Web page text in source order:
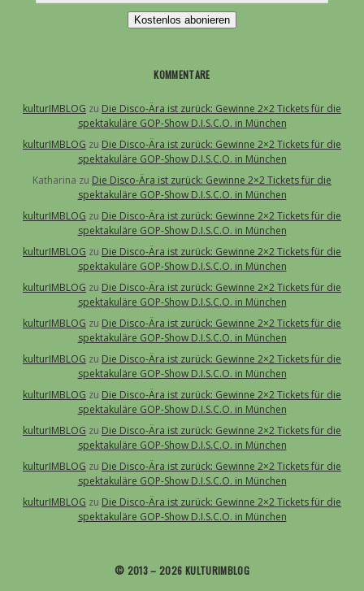
Kostenlos abonieren
KOMMENTARE
kulturIMBLOG zu Die Disco-Ära ist zurück: Gewinne 2×2 Tickets für die
spektakuläre GOP-Show D.I.S.C.O. in München
kulturIMBLOG zu Die Disco-Ära ist zurück: Gewinne 2×2 Tickets für die
spektakuläre GOP-Show D.I.S.C.O. in München
Katharina zu Die Disco-Ära ist zurück: Gewinne 2×2 Tickets für die
spektakuläre GOP-Show D.I.S.C.O. in München
kulturIMBLOG zu Die Disco-Ära ist zurück: Gewinne 2×2 Tickets für die
spektakuläre GOP-Show D.I.S.C.O. in München
kulturIMBLOG zu Die Disco-Ära ist zurück: Gewinne 2×2 Tickets für die
spektakuläre GOP-Show D.I.S.C.O. in München
kulturIMBLOG zu Die Disco-Ära ist zurück: Gewinne 2×2 Tickets für die
spektakuläre GOP-Show D.I.S.C.O. in München
kulturIMBLOG zu Die Disco-Ära ist zurück: Gewinne 2×2 Tickets für die
spektakuläre GOP-Show D.I.S.C.O. in München
kulturIMBLOG zu Die Disco-Ära ist zurück: Gewinne 2×2 Tickets für die
spektakuläre GOP-Show D.I.S.C.O. in München
kulturIMBLOG zu Die Disco-Ära ist zurück: Gewinne 2×2 Tickets für die
spektakuläre GOP-Show D.I.S.C.O. in München
kulturIMBLOG zu Die Disco-Ära ist zurück: Gewinne 2×2 Tickets für die
spektakuläre GOP-Show D.I.S.C.O. in München
kulturIMBLOG zu Die Disco-Ära ist zurück: Gewinne 2×2 Tickets für die
spektakuläre GOP-Show D.I.S.C.O. in München
kulturIMBLOG zu Die Disco-Ära ist zurück: Gewinne 2×2 Tickets für die
spektakuläre GOP-Show D.I.S.C.O. in München
© 2013 – 2026 KULTURIMBLOG